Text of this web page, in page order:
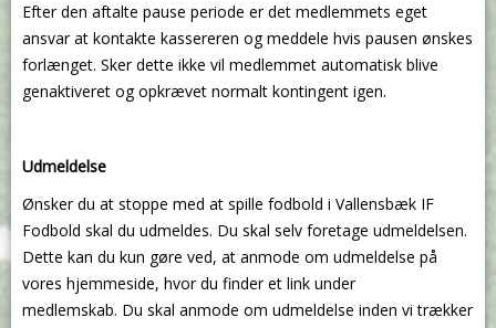
Efter den aftalte pause periode er det medlemmets eget
ansvar at kontakte kassereren og meddele hvis pausen ønskes
forlænget. Sker dette ikke vil medlemmet automatisk blive
genaktiveret og opkrævet normalt kontingent igen.
Udmeldelse
Ønsker du at stoppe med at spille fodbold i Vallensbæk IF
Fodbold skal du udmeldes. Du skal selv foretage udmeldelsen.
Dette kan du kun gøre ved, at anmode om udmeldelse på
vores hjemmeside, hvor du finder et link under
medlemskab. Du skal anmode om udmeldelse inden vi trækker